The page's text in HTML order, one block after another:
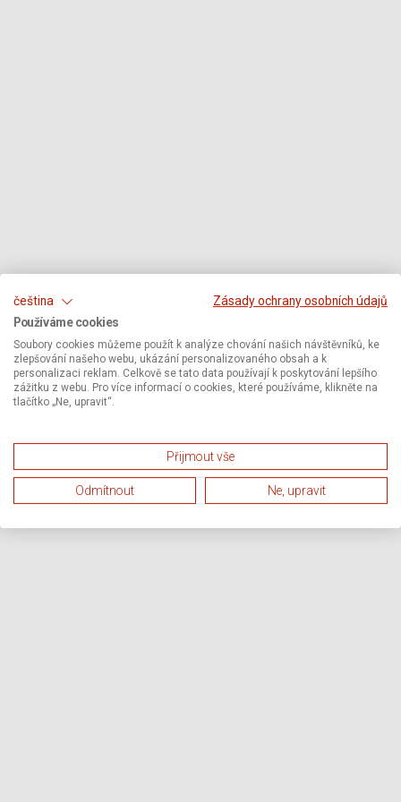
čeština
Zásady ochrany osobních údajů
Používáme cookies
Soubory cookies můžeme použít k analýze chování našich návštěvníků, ke
zlepšování našeho webu, ukázání personalizovaného obsah a k
personalizaci reklam. Celkově se tato data používají k poskytování lepšího
zážitku z webu. Pro více informací o cookies, které používáme, klikněte na
tlačítko „Ne, upravit“.
Přijmout vše
Odmítnout Ne, upravit